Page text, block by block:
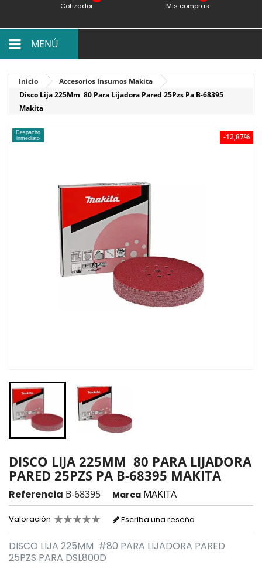
Cotizador Mis compras
MENÚ
Inicio
Accesorios Insumos Makita
Disco Lija 225Mm 80 Para Lijadora Pared 25Pzs Pa B-68395
Makita
-12,87%
Despacho
inmediato
DISCO LIJA 225MM 80 PARA LIJADORA
PARED 25PZS PA B-68395 MAKITA
Referencia B-68395 Marca MAKITA
Valoración Escriba una reseña
DISCO LIJA 225MM #80 PARA LIJADORA PARED
25PZS PARA DSL800D